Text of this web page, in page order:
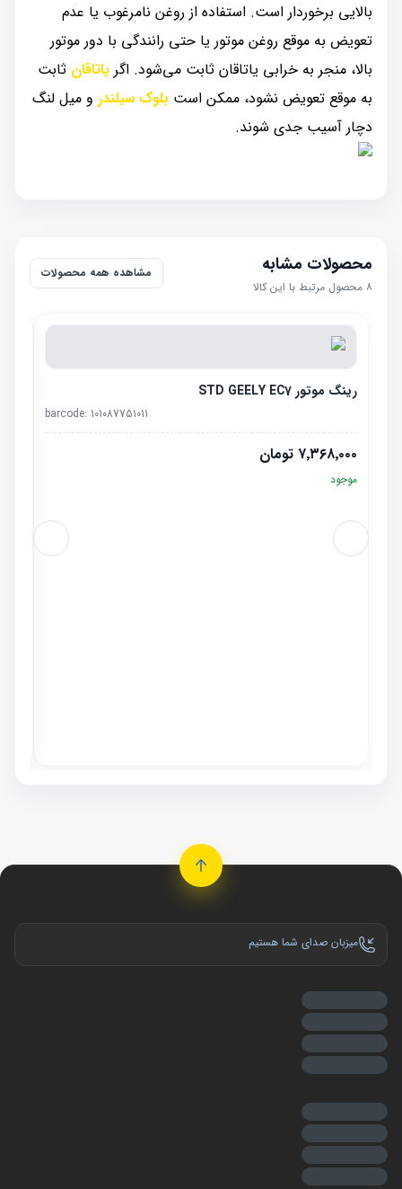
بالایی برخوردار است. استفاده از روغن نامرغوب یا عدم
تعویض به موقع روغن موتور یا حتی رانندگی با دور موتور
بالا، منجر به خرابی یاتاقان ثابت می‌شود. اگر یاتاقان ثابت
به موقع تعویض نشود، ممکن است بلوک سیلندر و میل لنگ
دچار آسیب جدی شوند.
محصولات مشابه
۸ محصول مرتبط با این کالا
مشاهده همه محصولات
رینگ موتور STD GEELY EC7
barcode: 101087751011
۷٬۳۶۸٬۰۰۰ تومان
موجود
میزبان صدای شما هستیم